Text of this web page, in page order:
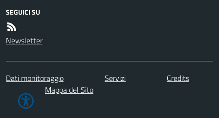
SEGUICI SU
Newsletter
Dati monitoraggio Servizi
Credits
Mappa del Sito